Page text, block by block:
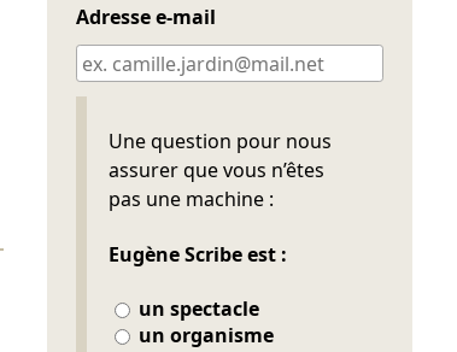
Adresse e-mail
Une question pour nous
assurer que vous n’êtes
pas une machine :
Eugène Scribe est :
un spectacle
un organisme
Ne pas remplir